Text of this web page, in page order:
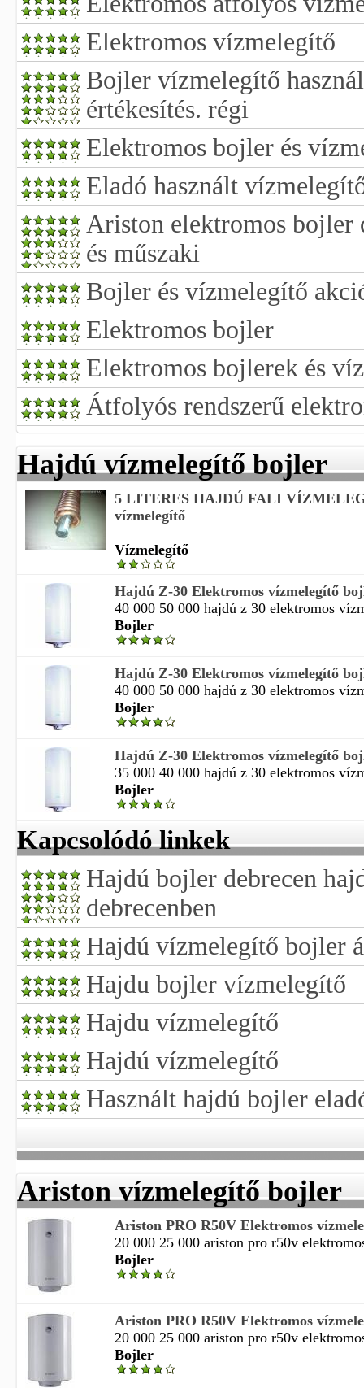
Elektromos vízmelegítő
Bojler vízmelegítő
értékesítés. régi
Elektromos bojler és
Eladó használt
Ariston elektromos bojler
és műszaki
Bojler és vízmelegítő
Elektromos bojler
Elektromos bojlerek és
Átfolyós rendszerű
Hajdú vízmelegítő bojler
5 LITERES HAJDÚ FALI
vízmelegítő
Vízmelegítő
Hajdú Z-30 Elektromos vízmelegítő
40 000 50 000 hajdú z 30 elektromos
Bojler
Hajdú Z-30 Elektromos vízmelegítő
40 000 50 000 hajdú z 30 elektromos
Bojler
Hajdú Z-30 Elektromos vízmelegítő
35 000 40 000 hajdú z 30 elektromos
Bojler
Kapcsolódó linkek
Hajdú bojler debrecen
debrecenben
Hajdú vízmelegítő bojler
Hajdu bojler vízmelegítő
Hajdu vízmelegítő
Hajdú vízmelegítő
Használt hajdú bojler
Ariston vízmelegítő bojler
Ariston PRO R50V Elektromos
20 000 25 000 ariston pro r50v
Bojler
Ariston PRO R50V Elektromos
20 000 25 000 ariston pro r50v
Bojler